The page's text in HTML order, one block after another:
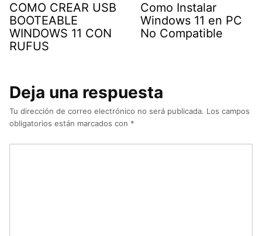
COMO CREAR USB
BOOTEABLE
WINDOWS 11 CON
RUFUS
Como Instalar
Windows 11 en PC
No Compatible
Deja una respuesta
Tu dirección de correo electrónico no será publicada. Los campos
obligatorios están marcados con *